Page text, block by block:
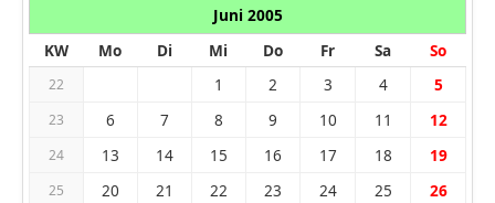
Juni 2005
KW
Mo Di Mi Do Fr Sa So
22 1 2 3 4 5
23 6 7 8 9 10 11 12
24 13 14 15 16 17 18 19
25 20 21 22 23 24 25 26